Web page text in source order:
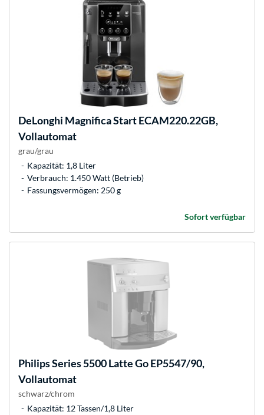
DeLonghi Magnifica Start ECAM220.22GB,
Vollautomat
grau/grau
Kapazität: 1,8 Liter
Verbrauch: 1.450 Watt (Betrieb)
Fassungsvermögen: 250 g
Sofort verfügbar
PhilipsSeries 5500 Latte Go EP5547/90,
Vollautomat
schwarz/chrom
Kapazität: 12 Tassen/1,8 Liter